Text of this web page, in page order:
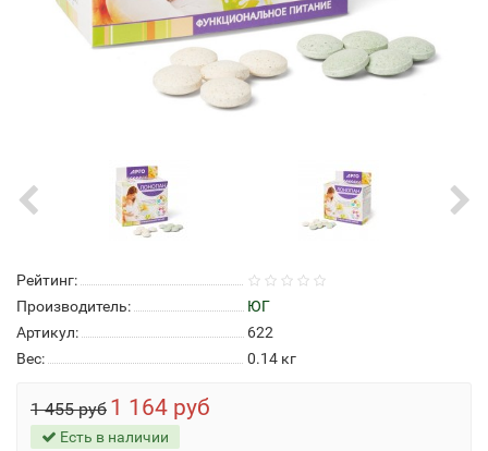
Рейтинг:
Производитель:
ЮГ
Артикул:
622
Вес:
0.14 кг
1 455 руб 1 164 руб
Есть в наличии